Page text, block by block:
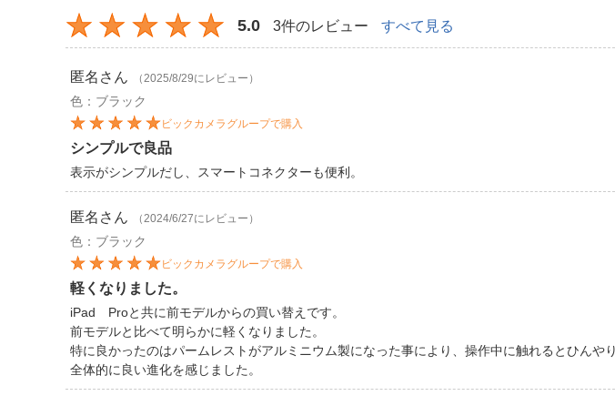
5.0 3件のレビュー すべて見る
匿名 さん （2025/8/29にレビュー）
色：ブラック
ビックカメラグループで購入
シンプルで良品
表示がシンプルだし、スマートコネクターも便利。
匿名 さん （2024/6/27にレビュー）
色：ブラック
ビックカメラグループで購入
軽くなりました。
iPad Proと共に前モデルからの買い替えです。
前モデルと比べて明らかに軽くなりました。
特に良かったのはパームレストがアルミニウム製になった事により、操作中に触れるとひんや
全体的に良い進化を感じました。